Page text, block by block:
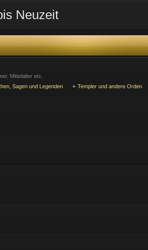
Neuzeit
Mittelalter etc.
Sagen und Legenden Templer und andere Orden